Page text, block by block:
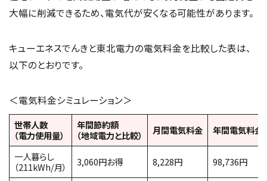
大幅に削減できるため、電気代が安くなる可能性があります。
キューエネスでんきと東北電力の電気料金を比較した表は、
以下のとおりです。
＜電気料金シミュレーション＞
世帯人数
（電力使用量）
年間節約額
（地域電力と比較）
月間電気料金 年間電気料金
一人暮らし
（211kWh/月）
3,060円お得 8,228円 98,736円